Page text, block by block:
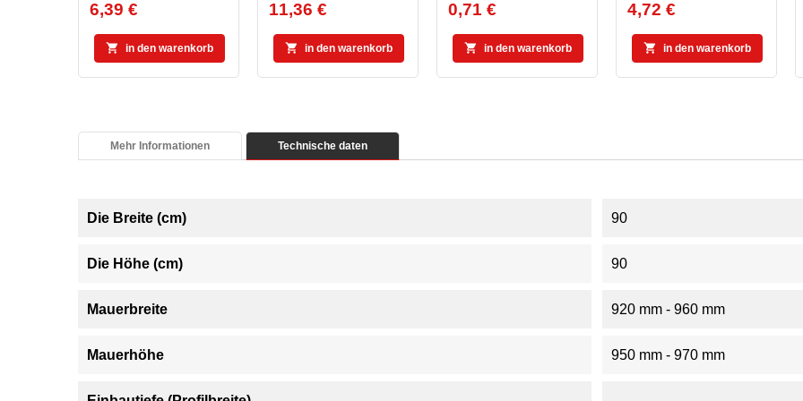
Preis
6,39 €
 in den warenkorb
Preis
11,36 €
 in den warenkorb
Preis
0,71 €
 in den warenkorb
Preis
4,72 €
 in den warenkorb
Mehr Informationen Technische daten
Die Breite (cm) 90
Die Höhe (cm) 90
Mauerbreite 920 mm - 960 mm
Mauerhöhe 950 mm - 970 mm